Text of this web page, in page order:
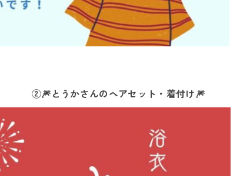
②🎆とうかさんのヘアセット・着付け🎆